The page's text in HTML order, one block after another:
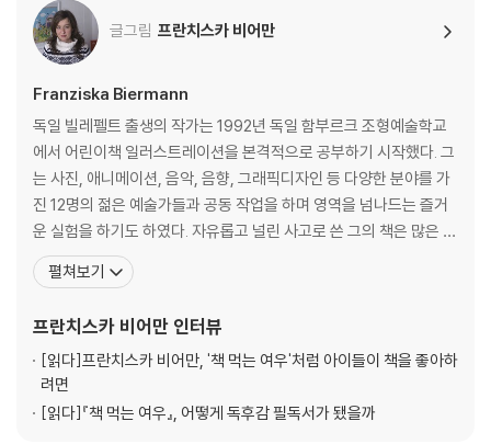
글그림 프란치스카 비어만
Franziska Biermann
독일 빌레펠트 출생의 작가는 1992년 독일 함부르크 조형예술학교
에서 어린이책 일러스트레이션을 본격적으로 공부하기 시작했다. 그
는 사진, 애니메이션, 음악, 음향, 그래픽디자인 등 다양한 분야를 가
진 12명의 젊은 예술가들과 공동 작업을 하며 영역을 넘나드는 즐거
운 실험을 하기도 하였다. 자유롭고 널린 사고로 쓴 그의 책은 많은 어
린이들에게 인기가 있다. 그녀가 출간한 ‘책 먹는 여우’는 최근 한국에
서 100쇄를 돌파했다. 지금까지 35만명 어린이 독자들이 이 책을 만
미있는 소동을 통하여 독서의 의미와 방법
펼쳐보기
프란치스카 비어만 인터뷰
[읽다]프란치스카 비어만, '책 먹는 여우'처럼 아이들이 책을 좋아하
려면
[읽다]『책 먹는 여우』, 어떻게 독후감 필독서가 됐을까